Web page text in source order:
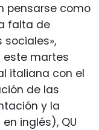
pensarse como
falta de
este martes
italiana con el
de las
y la
inglés), QU